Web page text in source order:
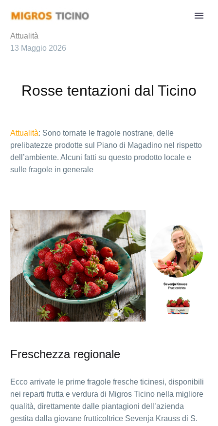
Attualità
13 Maggio 2026
Rosse tentazioni dal Ticino
Attualità: Sono tornate le fragole nostrane, delle
prelibatezze prodotte sul Piano di Magadino nel rispetto
dell’ambiente. Alcuni fatti su questo prodotto locale e
sulle fragole in generale
Freschezza regionale
Ecco arrivate le prime fragole fresche ticinesi, disponibili
nei reparti frutta e verdura di Migros Ticino nella migliore
qualità, direttamente dalle piantagioni dell’azienda
gestita dalla giovane frutticoltrice Sevenja Krauss di S.